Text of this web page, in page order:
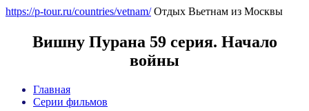
https://p-tour.ru/countries/vetnam/Отдых Вьетнам из Москвы
Вишну Пурана 59 серия. Начало
войны
Главная
Серии фильмов